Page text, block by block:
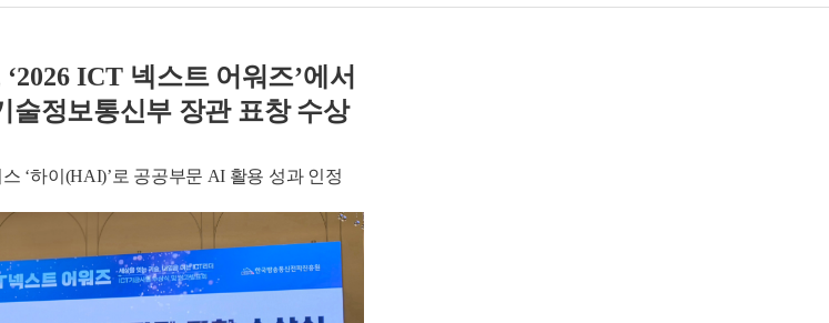
‘2026 ICT 넥스트 어워즈’에서
술정보통신부 장관 표창 수상
‘하이(HAI)’로 공공부문 AI 활용 성과 인정